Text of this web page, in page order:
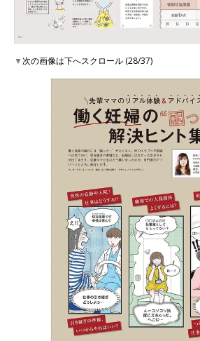
▼次の画像は下へスクロール (28/37)